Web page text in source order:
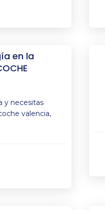
en la
y necesitas
valencia,